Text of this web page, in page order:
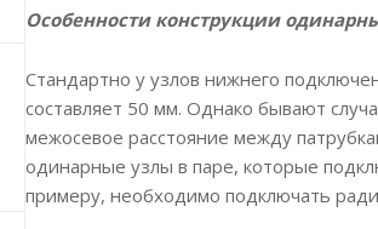
Особенности конструкции
Стандартно у узлов нижнего
составляет 50 мм. Однако бывают
межосевое расстояние между
одинарные узлы в паре, которые
примеру, необходимо подключать